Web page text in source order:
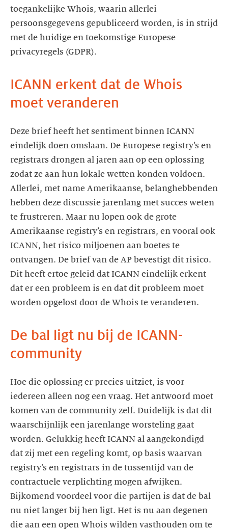
toegankelijke Whois, waarin allerlei
persoonsgegevens gepubliceerd worden, is in strijd
met de huidige en toekomstige Europese
privacyregels (GDPR).
ICANN erkent dat de Whois
moet veranderen
Deze brief heeft het sentiment binnen ICANN
eindelijk doen omslaan. De Europese registry’s en
registrars drongen al jaren aan op een oplossing
zodat ze aan hun lokale wetten konden voldoen.
Allerlei, met name Amerikaanse, belanghebbenden
hebben deze discussie jarenlang met succes weten
te frustreren. Maar nu lopen ook de grote
Amerikaanse registry’s en registrars, en vooral ook
ICANN, het risico miljoenen aan boetes te
ontvangen. De brief van de AP bevestigt dit risico.
Dit heeft ertoe geleid dat ICANN eindelijk erkent
dat er een probleem is en dat dit probleem moet
worden opgelost door de Whois te veranderen.
De bal ligt nu bij de ICANN-
community
Hoe die oplossing er precies uitziet, is voor
iedereen alleen nog een vraag. Het antwoord moet
komen van de community zelf. Duidelijk is dat dit
waarschijnlijk een jarenlange worsteling gaat
worden. Gelukkig heeft ICANN al aangekondigd
dat zij met een regeling komt, op basis waarvan
registry’s en registrars in de tussentijd van de
contractuele verplichting mogen afwijken.
Bijkomend voordeel voor die partijen is dat de bal
nu niet langer bij hen ligt. Het is nu aan degenen
die aan een open Whois wilden vasthouden om te